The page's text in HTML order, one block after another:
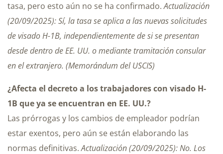
tasa, pero esto aún no se ha confirmado.Actualización
(20/09/2025): Sí, la tasa se aplica a las nuevas solicitudes
de visado H-1B, independientemente de si se presentan
desde dentro de EE. UU. o mediante tramitación consular
en el extranjero. (Memorándum del USCIS)
¿Afecta el decreto a los trabajadores con visado H-
1B que ya se encuentran en EE. UU.?
Las prórrogas y los cambios de empleador podrían
estar exentos, pero aún se están elaborando las
normas definitivas.Actualización (20/09/2025): No. Los